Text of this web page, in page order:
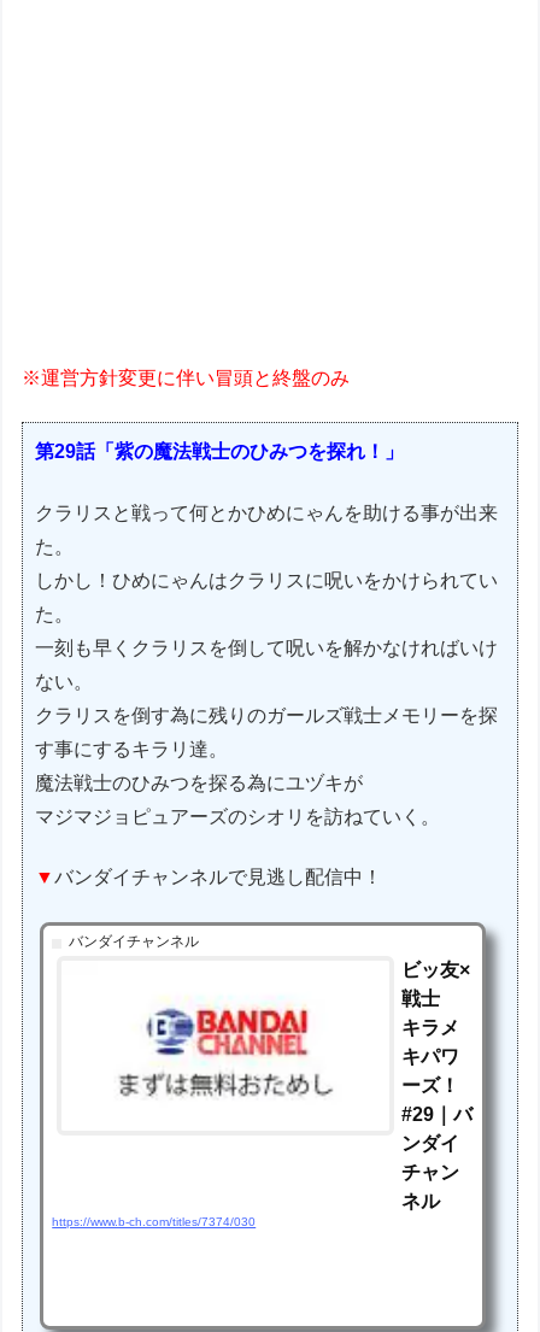
※運営方針変更に伴い冒頭と終盤のみ
第29話「紫の魔法戦士のひみつを探れ！」
クラリスと戦って何とかひめにゃんを助ける事が出来
た。
しかし！ひめにゃんはクラリスに呪いをかけられてい
た。
一刻も早くクラリスを倒して呪いを解かなければいけ
ない。
クラリスを倒す為に残りのガールズ戦士メモリーを探
す事にするキラリ達。
魔法戦士のひみつを探る為にユヅキが
マジマジョピュアーズのシオリを訪ねていく。
▼バンダイチャンネルで見逃し配信中！
バンダイチャンネル
ビッ友×
戦士
キラメ
キパワ
ーズ！
#29｜バ
ンダイ
チャン
ネル
https://www.b-ch.com/titles/7374/030